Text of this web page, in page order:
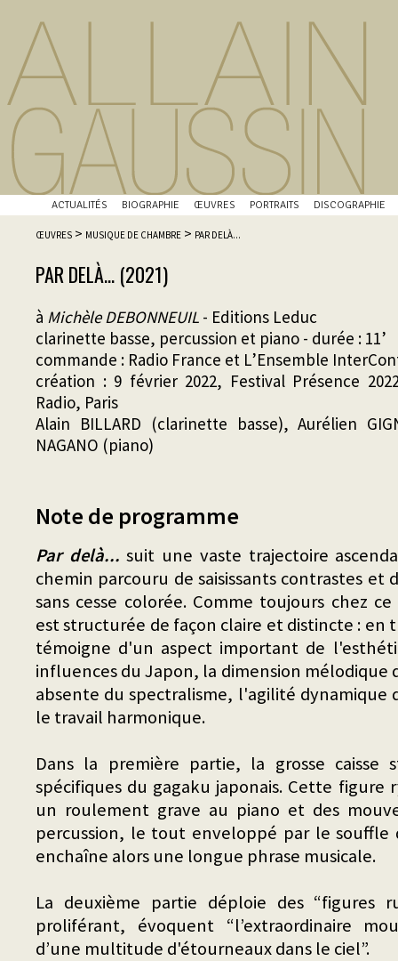
ACTUALITÉS BIOGRAPHIE ŒUVRES PORTRAITS DISCOGRAPHIE
ŒUVRES > MUSIQUE DE CHAMBRE > PAR DELÀ...
PAR DELÀ... (2021)
à Michèle DEBONNEUIL - Editions Leduc
clarinette basse, percussion et piano - durée : 11’
commande : Radio France et L’Ensemble
création : 9 février 2022, Festival Présence
Radio, Paris
Alain BILLARD (clarinette basse), Aurélien
NAGANO (piano)
Note de programme
Par delà... suit une vaste trajectoire
chemin parcouru de saisissants contrastes et
sans cesse colorée. Comme toujours chez
est structurée de façon claire et distincte : en
témoigne d'un aspect important de
influences du Japon, la dimension
absente du spectralisme, l'agilité dynamique
le travail harmonique.
Dans la première partie, la grosse caisse
spécifiques du gagaku japonais. Cette
un roulement grave au piano et des
percussion, le tout enveloppé par le souffle
enchaîne alors une longue phrase musicale.
La deuxième partie déploie des “figures
proliférant, évoquent “l’extraordinaire
d’une multitude d'étourneaux dans le ciel”.